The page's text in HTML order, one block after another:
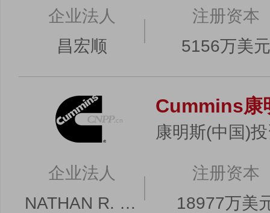
企业法人
昌宏顺
注册资本
5156万美元
Cummins康
康明斯(中国)
企业法人
NATHAN R. STONER
注册资本
18977万美